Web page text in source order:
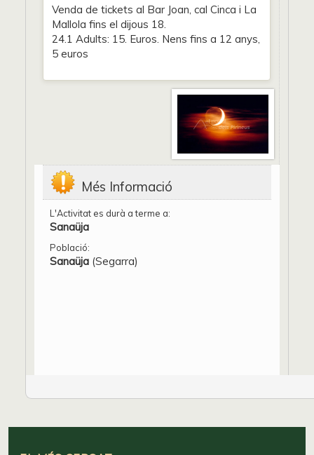
Venda de tickets al Bar Joan, cal Cinca i La
Mallola fins el dijous 18.
24.1 Adults: 15. Euros. Nens fins a 12 anys,
5 euros
Més Informació
L'Activitat es durà a terme a:
Sanaüja
Població:
Sanaüja (Segarra)